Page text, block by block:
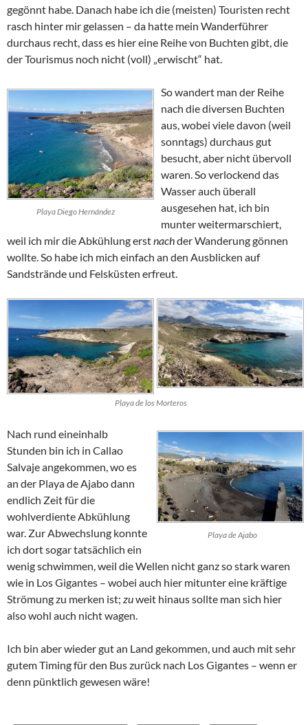
gegönnt habe. Danach habe ich die (meisten) Touristen recht
rasch hinter mir gelassen – da hatte mein Wanderführer
durchaus recht, dass es hier eine Reihe von Buchten gibt, die
der Tourismus noch nicht (voll) „erwischt“ hat.
Playa Diego Hernández
So wandert man der Reihe
nach die diversen Buchten
aus, wobei viele davon (weil
sonntags) durchaus gut
besucht, aber nicht übervoll
waren. So verlockend das
Wasser auch überall
ausgesehen hat, ich bin
munter weitermarschiert,
weil ich mir die Abkühlung erstnachder Wanderung gönnen
wollte. So habe ich mich einfach an den Ausblicken auf
Sandstrände und Felsküsten erfreut.
Playa de los Morteros
Playa de Ajabo
Nach rund eineinhalb
Stunden bin ich in Callao
Salvajeangekommen, wo es
an der Playa de Ajabodann
endlich Zeit für die
wohlverdiente Abkühlung
war. Zur Abwechslung konnte
ich dort sogar tatsächlich ein
wenig schwimmen, weil die Wellen nicht ganz so stark waren
wie in Los Gigantes – wobei auch hier mitunter eine kräftige
Strömung zu merken ist; zuweit hinaus sollte man sich hier
also wohl auch nicht wagen.
Ich bin aber wieder gut an Land gekommen, und auch mit sehr
gutem Timing für den Bus zurück nach Los Gigantes – wenn er
denn pünktlich gewesen wäre!